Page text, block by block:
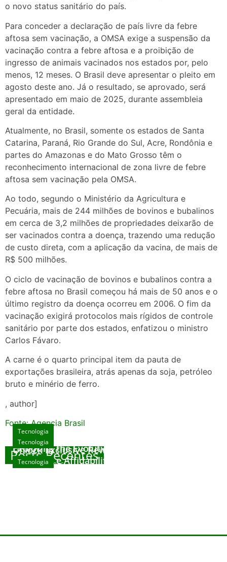
o novo status sanitário do país.
Para conceder a declaração de país livre da febre
aftosa sem vacinação, a OMSA exige a suspensão da
vacinação contra a febre aftosa e a proibição de
ingresso de animais vacinados nos estados por, pelo
menos, 12 meses. O Brasil deve apresentar o pleito em
agosto deste ano. Já o resultado, se aprovado, será
apresentado em maio de 2025, durante assembleia
geral da entidade.
Atualmente, no Brasil, somente os estados de Santa
Catarina, Paraná, Rio Grande do Sul, Acre, Rondônia e
partes do Amazonas e do Mato Grosso têm o
reconhecimento internacional de zona livre de febre
aftosa sem vacinação pela OMSA.
Ao todo, segundo o Ministério da Agricultura e
Pecuária, mais de 244 milhões de bovinos e bubalinos
em cerca de 3,2 milhões de propriedades deixarão de
ser vacinados contra a doença, trazendo uma redução
de custo direta, com a aplicação da vacina, de mais de
R$ 500 milhões.
O ciclo de vacinação de bovinos e bubalinos contra a
febre aftosa no Brasil começou há mais de 50 anos e o
último registro da doença ocorreu em 2006. O fim da
vacinação exigirá protocolos mais rígidos de controle
sanitário por parte dos estados, enfatizou o ministro
Carlos Fávaro.
A carne é o quarto principal item da pauta de
exportações brasileira, atrás apenas da soja, petróleo
bruto e minério de ferro.
, author]
Fonte: Agencia Brasil
Posts Recentes
Tecnologia
Exploring the Evolution of Online Slot Games
agosto 7, 2026
Tecnologia
Unlock Exclusive Rewards at The Big Dog
House
Tecnologia
Sicurezza e Affidabilità di Mr Nulls Wicked
Wares
Tecnologia